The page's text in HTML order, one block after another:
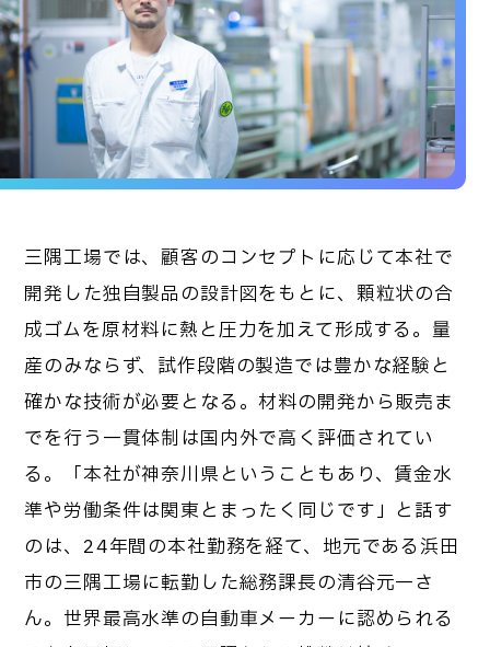
三隅工場では、顧客のコンセプトに応じて本社で
開発した独自製品の設計図をもとに、顆粒状の合
成ゴムを原材料に熱と圧力を加えて形成する。量
産のみならず、試作段階の製造では豊かな経験と
確かな技術が必要となる。材料の開発から販売ま
でを行う一貫体制は国内外で高く評価されてい
る。「本社が神奈川県ということもあり、賃金水
準や労働条件は関東とまったく同じです」と話す
のは、24年間の本社勤務を経て、地元である浜田
市の三隅工場に転勤した総務課長の清谷元一さ
ん。世界最高水準の自動車メーカーに認められる